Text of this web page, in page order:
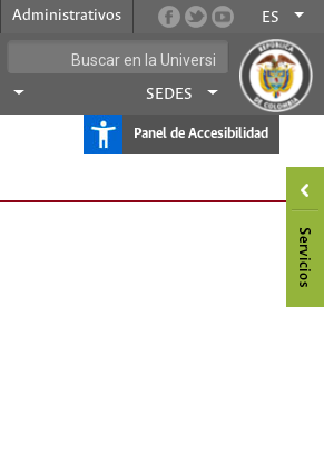
Administrativos ES
SEDES
Panel de Accesibilidad